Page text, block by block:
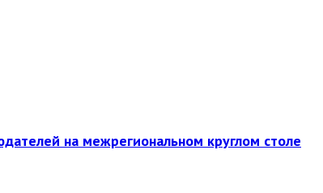
на межрегиональном круглом столе